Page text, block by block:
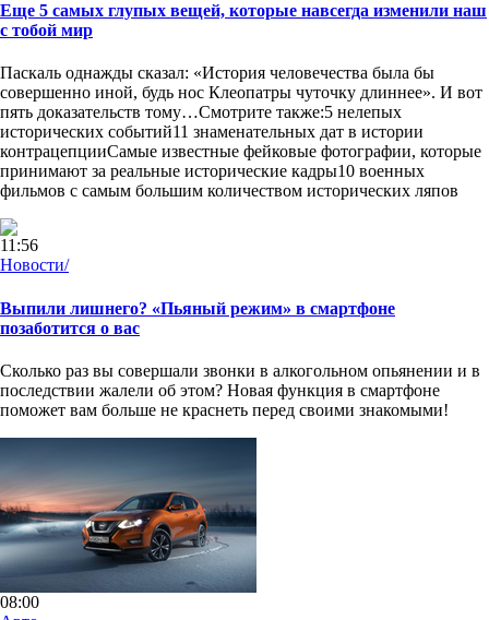
Еще 5 самых глупых вещей, которые навсегда изменили наш
с тобой мир
Паскаль однажды сказал: «История человечества была бы
совершенно иной, будь нос Клеопатры чуточку длиннее». И вот
пять доказательств тому…Смотрите также:5 нелепых
исторических событий11 знаменательных дат в истории
контрацепцииСамые известные фейковые фотографии, которые
принимают за реальные исторические кадры10 военных
фильмов с самым большим количеством исторических ляпов
11:56
Новости/
Выпили лишнего? «Пьяный режим» в смартфоне
позаботится о вас
Сколько раз вы совершали звонки в алкогольном опьянении и в
последствии жалели об этом? Новая функция в смартфоне
поможет вам больше не краснеть перед своими знакомыми!
08:00